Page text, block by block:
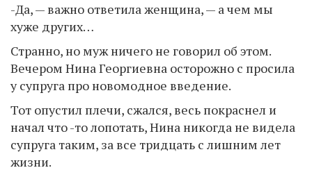
-Да, — важно ответила женщина, — а чем мы
хуже других…
Странно, но муж ничего не говорил об этом.
Вечером Нина Георгиевна осторожно с просила
у супруга про новомодное введение.
Тот опустил плечи, сжался, весь покраснел и
начал что -то лопотать, Нина никогда не видела
супруга таким, за все тридцать с лишним лет
жизни.